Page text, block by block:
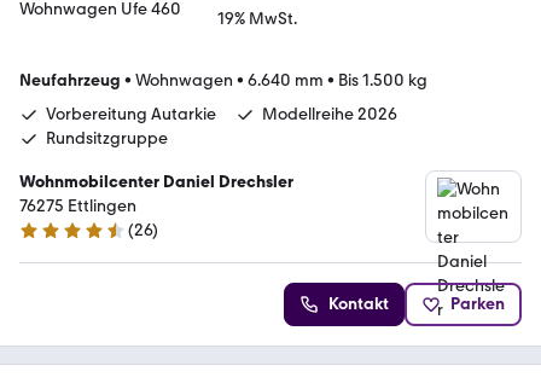
19% MwSt.
Neufahrzeug • Wohnwagen • 6.640 mm • Bis 1.500 kg
Vorbereitung Autarkie
Modellreihe 2026
Rundsitzgruppe
Wohnmobilcenter Daniel Drechsler
76275 Ettlingen
4.7 Sterne
(26)
Kontakt Parken